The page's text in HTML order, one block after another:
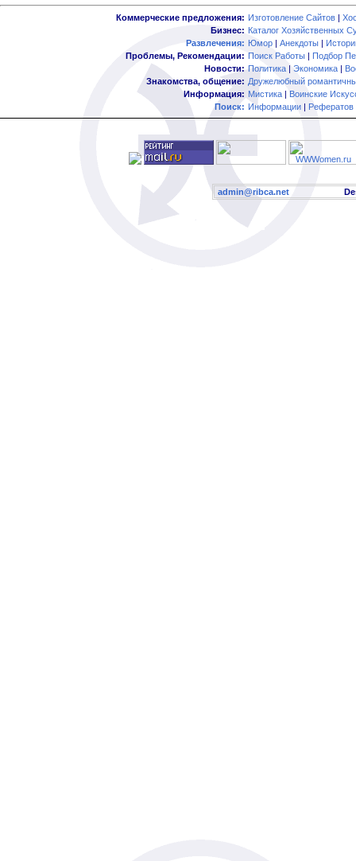
Коммерческие предложения: Изготовление Сайтов |
Бизнес: Каталог Хозяйственных
Развлечения: Юмор | Анекдоты |
Проблемы, Рекомендации: Поиск Работы | Подбор
Новости: Политика | Экономика |
Знакомства, общение: Дружелюбный
Информация: Мистика | Воинские
Поиск: Информации | Рефератов
admin@ribca.net